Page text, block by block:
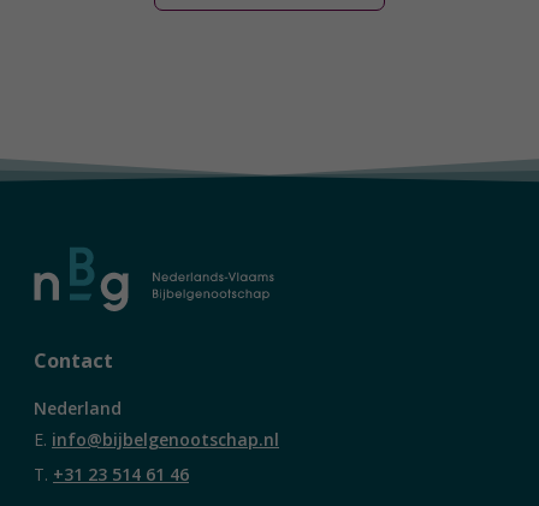
Contact
Nederland
E. info@bijbelgenootschap.nl
T. +31 23 514 61 46